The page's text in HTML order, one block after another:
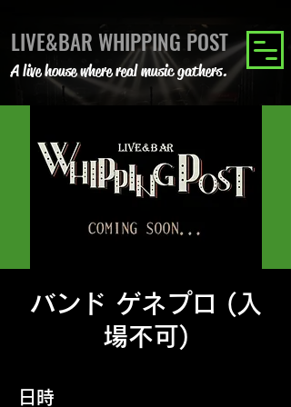
LIVE&BAR WHIPPING POST
A live house where real music gathers.
バンド ゲネプロ (入
場不可)
日時